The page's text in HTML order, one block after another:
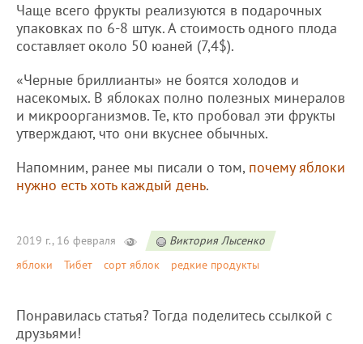
Чаще всего фрукты реализуются в подарочных
упаковках по 6-8 штук. А стоимость одного плода
составляет около 50 юаней (7,4$).
«Черные бриллианты» не боятся холодов и
насекомых. В яблоках полно полезных минералов
и микроорганизмов. Те, кто пробовал эти фрукты
утверждают, что они вкуснее обычных.
Напомним, ранее мы писали о том, почему яблоки
нужно есть хоть каждый день.
2019 г., 16 февраля
Виктория Лысенко
яблоки
Тибет сорт яблок редкие продукты
Понравилась статья? Тогда поделитесь ссылкой с
друзьями!